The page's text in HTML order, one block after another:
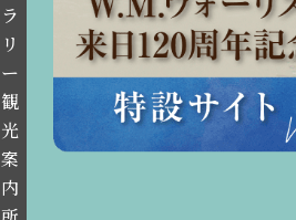
ラ
リ
ー
観
光
案
内